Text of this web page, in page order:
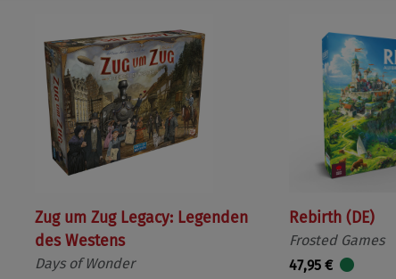
Zug um Zug Legacy: Legenden
des Westens
Days of Wonder
Rebirth (DE)
Frosted Games
47,95 €